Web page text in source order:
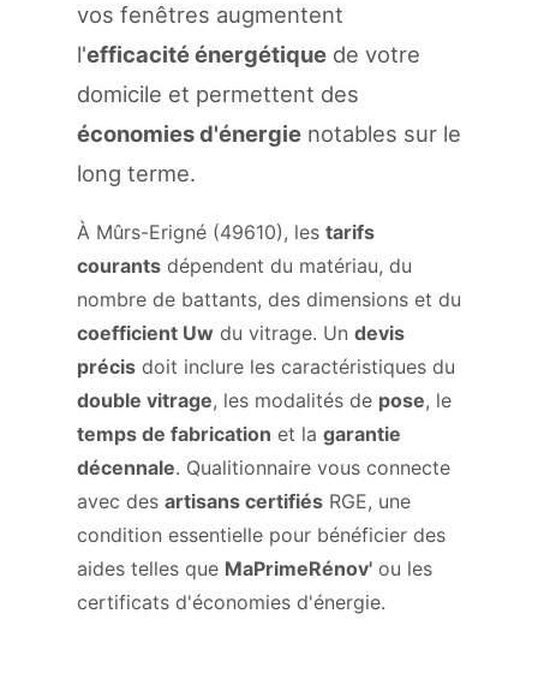
vos fenêtres augmentent
l'efficacité énergétique de votre
domicile et permettent des
économies d'énergie notables sur le
long terme.
À Mûrs-Erigné (49610), les tarifs
courants dépendent du matériau, du
nombre de battants, des dimensions et du
coefficient Uw du vitrage. Un devis
précis doit inclure les caractéristiques du
double vitrage, les modalités de pose, le
temps de fabrication et la garantie
décennale. Qualitionnaire vous connecte
avec des artisans certifiés RGE, une
condition essentielle pour bénéficier des
aides telles que MaPrimeRénov' ou les
certificats d'économies d'énergie.